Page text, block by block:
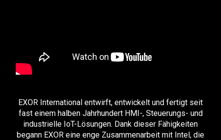
EXOR International entwirft, entwickelt und fertigt seit
fast einem halben Jahrhundert HMI-, Steuerungs- und
industrielle IoT-Lösungen. Dank dieser Fähigkeiten
begann EXOR eine enge Zusammenarbeit mit Intel, die